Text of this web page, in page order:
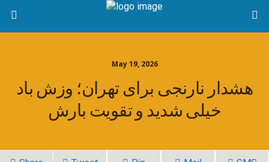
May 19, 2026
هشدار نارنجی برای تهران؛ وزش باد
خیلی شدید و تقویت بارش